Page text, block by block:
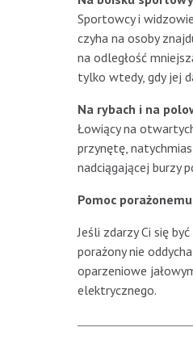
Sportowcy i
czyha na osoby
na odległość
tylko wtedy, gdy jej
Na rybach i na
Łowiący na
przynętę,
nadciągającej burzy
Pomoc
Jeśli zdarzy Ci się
porażony nie
oparzeniowe
elektrycznego.